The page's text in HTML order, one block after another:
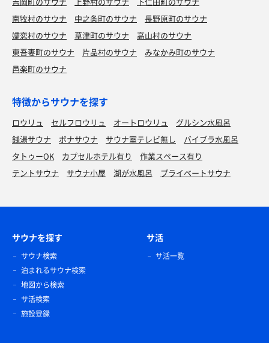
南牧村のサウナ
中之条町のサウナ
長野原町のサウナ
嬬恋村のサウナ
草津町のサウナ
高山村のサウナ
東吾妻町のサウナ
片品村のサウナ
みなかみ町のサウナ
邑楽町のサウナ
特徴からサウナを探す
ロウリュ セルフロウリュ オートロウリュ
グルシン水風呂
銭湯サウナ
ボナサウナ サウナ室テレビ無し
バイブラ水風呂
タトゥーOK
カプセルホテル有り
作業スペース有り
テントサウナ
サウナ小屋 湖が水風呂 プライベートサウナ
サウナを探す
サウナ検索
泊まれるサウナ検索
地図から検索
サ活検索
施設登録
サ活
サ活一覧